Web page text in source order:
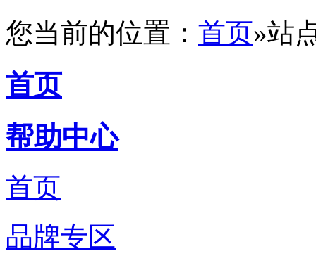
您当前的位置： 首页»站
首页
帮助中心
首页
品牌专区